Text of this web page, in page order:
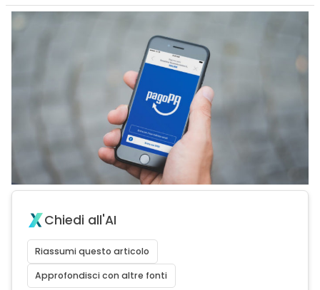
Chiedi all'AI
Riassumi questo articolo
Approfondisci con altre fonti